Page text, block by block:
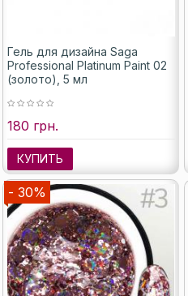
Гель для дизайна Saga
Professional Platinum Paint 02
(золото), 5 мл
180 грн.
КУПИТЬ
- 30%